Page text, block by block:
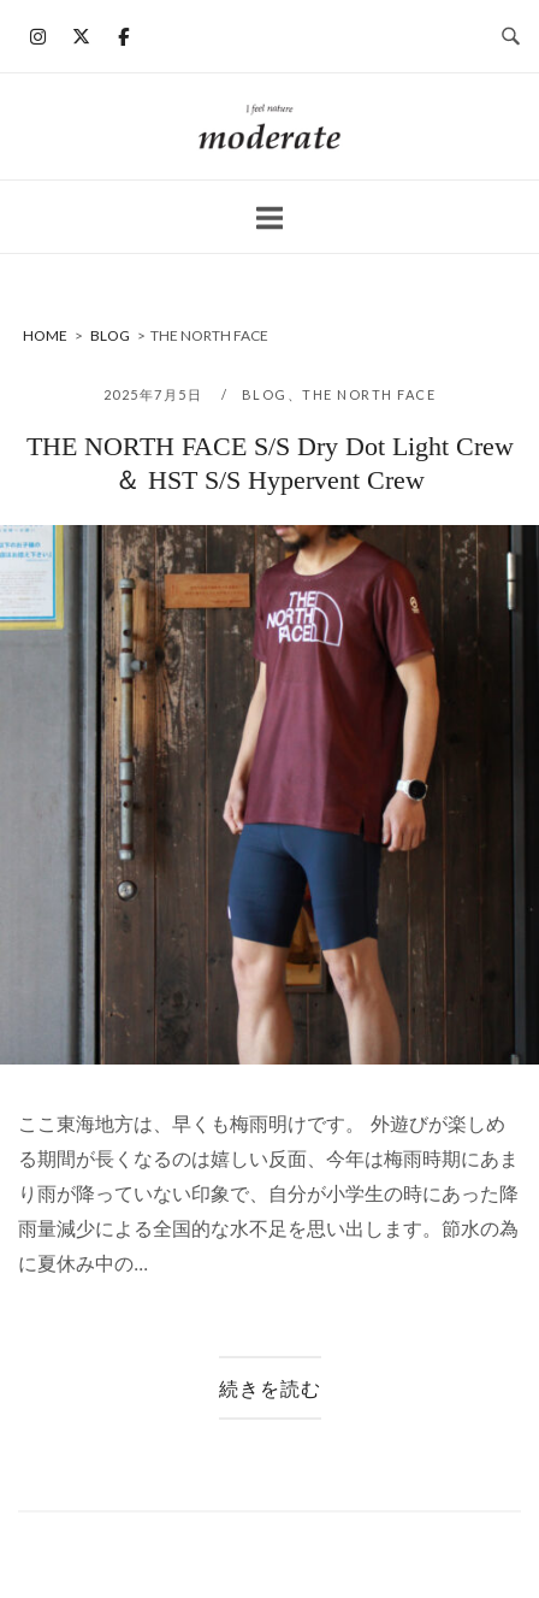
ホ
ー
HOME > BLOG > THE NORTH FACE
2025年7月5日 BLOG 、THE NORTH FACE
THE NORTH FACE S/S Dry Dot Light Crew
＆ HST S/S Hypervent Crew
ここ東海地方は、早くも梅雨明けです。 外遊びが楽しめ
る期間が長くなるのは嬉しい反面、今年は梅雨時期にあま
り雨が降っていない印象で、自分が小学生の時にあった降
雨量減少による全国的な水不足を思い出します。節水の為
に夏休み中の...
続きを読む